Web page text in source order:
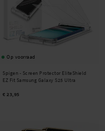
Op voorraad
Spigen - Screen Protector EliteShield
EZ Fit Samsung Galaxy S25 Ultra
€ 23,95